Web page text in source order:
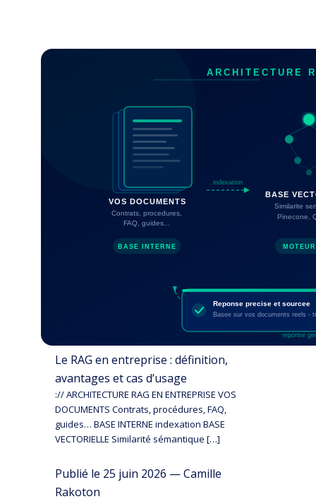
Le RAG en entreprise : définition,
avantages et cas d’usage
:// ARCHITECTURE RAG EN ENTREPRISE VOS
DOCUMENTS Contrats, procédures, FAQ,
guides… BASE INTERNE indexation BASE
VECTORIELLE Similarité sémantique […]
Publié le 25 juin 2026 — Camille
Rakoton